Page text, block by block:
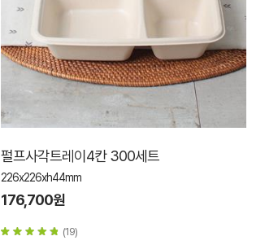
펄프사각트레이4칸 300세트
226x226xh44mm
176,700원
(19)